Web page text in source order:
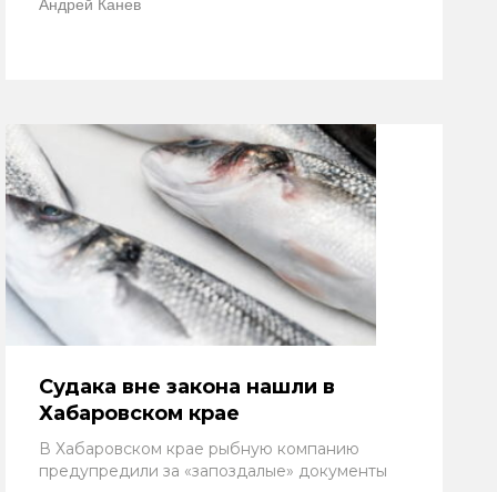
Судака вне закона нашли в
Хабаровском крае
В Хабаровском крае рыбную компанию
предупредили за «запоздалые» документы